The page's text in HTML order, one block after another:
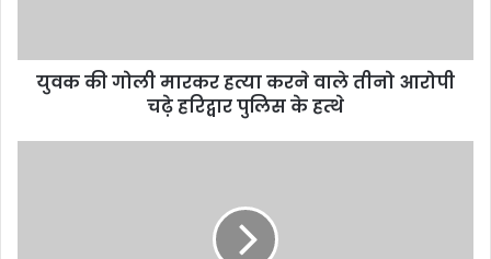
युवक की गोली मारकर हत्या करने वाले तीनो आरोपी
चढ़े हरिद्वार पुलिस के हत्थे